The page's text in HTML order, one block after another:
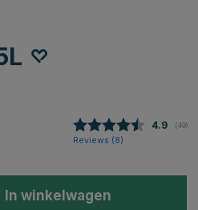
4.9 (49)
Reviews (8)
In winkelwagen